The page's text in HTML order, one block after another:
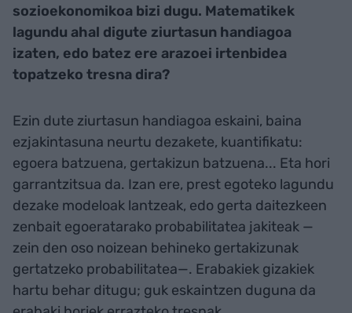
sozioekonomikoa bizi dugu. Matematikek
lagundu ahal digute ziurtasun handiagoa
izaten, edo batez ere arazoei irtenbidea
topatzeko tresna dira?
Ezin dute ziurtasun handiagoa eskaini, baina
ezjakintasuna neurtu dezakete, kuantifikatu:
egoera batzuena, gertakizun batzuena... Eta hori
garrantzitsua da. Izan ere, prest egoteko lagundu
dezake modeloak lantzeak, edo gerta daitezkeen
zenbait egoeratarako probabilitatea jakiteak —
zein den oso noizean behineko gertakizunak
gertatzeko probabilitatea—. Erabakiek gizakiek
hartu behar ditugu; guk eskaintzen duguna da